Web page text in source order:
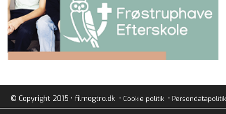
© Copyright 2015 • filmogtro.dk • Cookie politik• Persondatapolitik